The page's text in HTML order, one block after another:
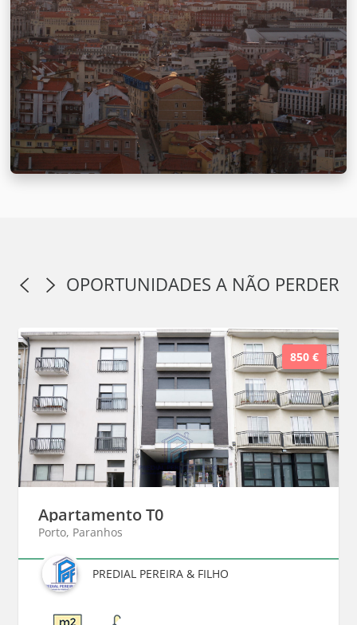
OPORTUNIDADES A NÃO PERDER
850 €
Apartamento T0
Porto, Paranhos
PREDIAL PEREIRA & FILHO